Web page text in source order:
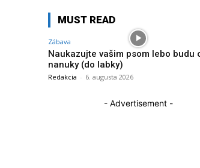
MUST READ
Zábava
Naukazujte vašim psom lebo budu
nanuky (do labky)
Redakcia - 6. augusta 2026
- Advertisement -